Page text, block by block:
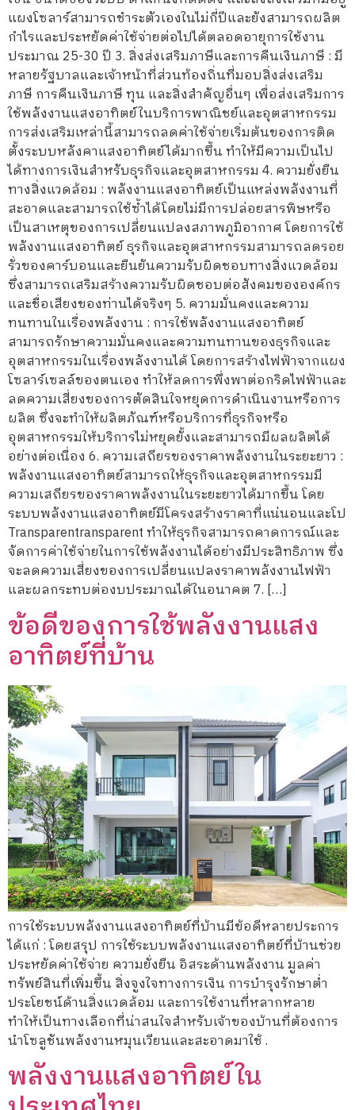
แผงโซลาร์สามารถชำระตัวเองในไม่กี่ปีและยังสามารถผลิต
กำไรและประหยัดค่าใช้จ่ายต่อไปได้ตลอดอายุการใช้งาน
ประมาณ 25-30 ปี 3. สิ่งส่งเสริมภาษีและการคืนเงินภาษี : มี
หลายรัฐบาลและเจ้าหน้าที่ส่วนท้องถิ่นที่มอบสิ่งส่งเสริม
ภาษี การคืนเงินภาษี ทุน และสิ่งสำคัญอื่นๆ เพื่อส่งเสริมการ
ใช้พลังงานแสงอาทิตย์ในบริการพาณิชย์และอุตสาหกรรม
การส่งเสริมเหล่านี้สามารถลดค่าใช้จ่ายเริ่มต้นของการติด
ตั้งระบบหลังคาแสงอาทิตย์ได้มากขึ้น ทำให้มีความเป็นไป
ได้ทางการเงินสำหรับธุรกิจและอุตสาหกรรม 4. ความยั่งยืน
ทางสิ่งแวดล้อม : พลังงานแสงอาทิตย์เป็นแหล่งพลังงานที่
สะอาดและสามารถใช้ซ้ำได้โดยไม่มีการปล่อยสารพิษหรือ
เป็นสาเหตุของการเปลี่ยนแปลงสภาพภูมิอากาศ โดยการใช้
พลังงานแสงอาทิตย์ ธุรกิจและอุตสาหกรรมสามารถลดรอย
รั่วของคาร์บอนและยืนยันความรับผิดชอบทางสิ่งแวดล้อม
ซึ่งสามารถเสริมสร้างความรับผิดชอบต่อสังคมขององค์กร
และชื่อเสียงของท่านได้จริงๆ 5. ความมั่นคงและความ
ทนทานในเรื่องพลังงาน : การใช้พลังงานแสงอาทิตย์
สามารถรักษาความมั่นคงและความทนทานของธุรกิจและ
อุตสาหกรรมในเรื่องพลังงานได้ โดยการสร้างไฟฟ้าจากแผง
โซลาร์เซลล์ของตนเอง ทำให้ลดการพึ่งพาต่อกริดไฟฟ้าและ
ลดความเสี่ยงของการตัดสินใจหยุดการดำเนินงานหรือการ
ผลิต ซึ่งจะทำให้ผลิตภัณฑ์หรือบริการที่ธุรกิจหรือ
อุตสาหกรรมให้บริการไม่หยุดยั้งและสามารถมีผลผลิตได้
อย่างต่อเนื่อง 6. ความเสถียรของราคาพลังงานในระยะยาว :
พลังงานแสงอาทิตย์สามารถให้ธุรกิจและอุตสาหกรรมมี
ความเสถียรของราคาพลังงานในระยะยาวได้มากขึ้น โดย
ระบบพลังงานแสงอาทิตย์มีโครงสร้างราคาที่แน่นอนและโป
Transparentransparent ทำให้ธุรกิจสามารถคาดการณ์และ
จัดการค่าใช้จ่ายในการใช้พลังงานได้อย่างมีประสิทธิภาพ ซึ่ง
จะลดความเสี่ยงของการเปลี่ยนแปลงราคาพลังงานไฟฟ้า
และผลกระทบต่องบประมาณได้ในอนาคต 7. […]
ข้อดีของการใช้พลังงานแสง
อาทิตย์ที่บ้าน
การใช้ระบบพลังงานแสงอาทิตย์ที่บ้านมีข้อดีหลายประการ
ได้แก่ : โดยสรุป การใช้ระบบพลังงานแสงอาทิตย์ที่บ้านช่วย
ประหยัดค่าใช้จ่าย ความยั่งยืน อิสระด้านพลังงาน มูลค่า
ทรัพย์สินที่เพิ่มขึ้น สิ่งจูงใจทางการเงิน การบำรุงรักษาต่ำ
ประโยชน์ด้านสิ่งแวดล้อม และการใช้งานที่หลากหลาย
ทำให้เป็นทางเลือกที่น่าสนใจสำหรับเจ้าของบ้านที่ต้องการ
นำโซลูชันพลังงานหมุนเวียนและสะอาดมาใช้ .
พลังงานแสงอาทิตย์ใน